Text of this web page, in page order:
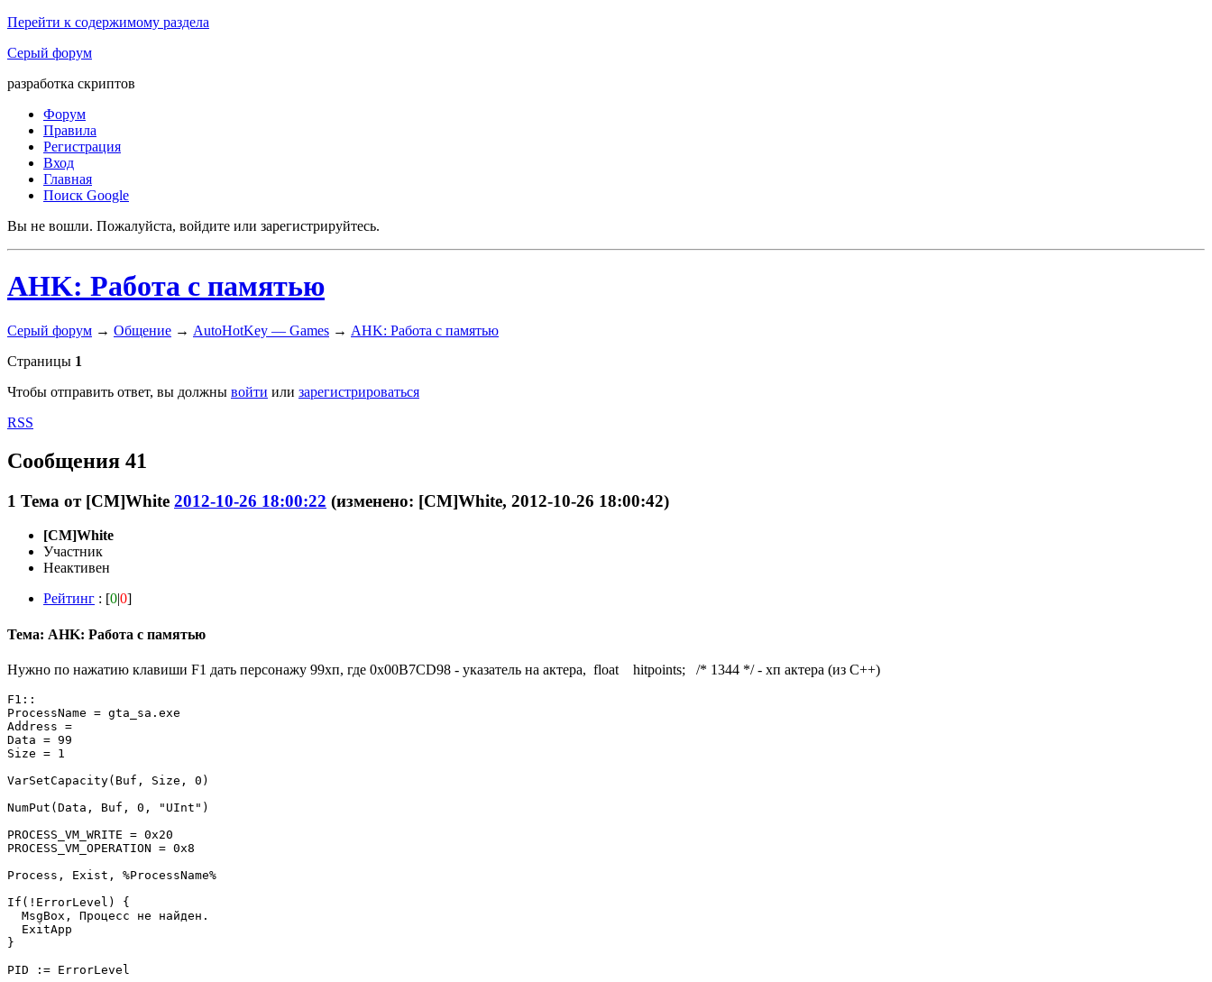
Перейти к содержимому раздела
Серый форум
разработка скриптов
Форум
Правила
Регистрация
Вход
Главная
Поиск Google
Вы не вошли. Пожалуйста, войдите или зарегистрируйтесь.
AHK: Работа с памятью
Серый форум → Общение → AutoHotKey — Games → AHK: Работа с памятью
Страницы 1
Чтобы отправить ответ, вы должны войти или зарегистрироваться
RSS
Сообщения 41
1 Тема от [CM]White 2012-10-26 18:00:22 (изменено: [CM]White, 2012-10-26 18:00:42)
[CM]White
Участник
Неактивен
Рейтинг : [0|0]
Тема: AHK: Работа с памятью
Нужно по нажатию клавиши F1 дать персонажу 99хп, где 0x00B7CD98 - указатель на актера, float hitpoints; /* 1344 */ - хп актера (из С++)
F1::
ProcessName = gta_sa.exe
Address =
Data = 99
Size = 1
VarSetCapacity(Buf, Size, 0)
NumPut(Data, Buf, 0, "UInt")
PROCESS_VM_WRITE = 0x20
PROCESS_VM_OPERATION = 0x8
Process, Exist, %ProcessName%
If(!ErrorLevel) {
  MsgBox, Процесс не найден.
  ExitApp
}
PID := ErrorLevel